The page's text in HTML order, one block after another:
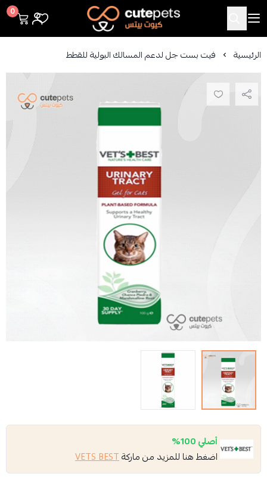
Cutepets
0
الرئيسية فيت بست جل لدعم المسالك البولية للقطط
أصلي 100%
اضغط هنا للمزيد من ماركةVETS BEST